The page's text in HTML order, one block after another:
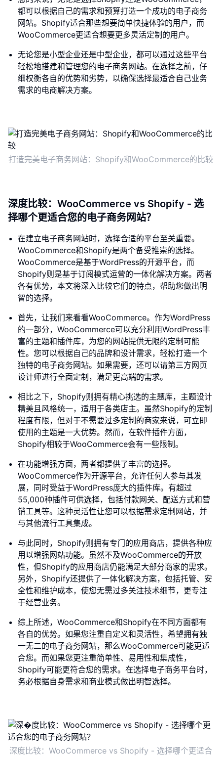
都可以根据自己的需求和预算打造一个成功的电子商务
网站。Shopify适合那些想要简单快捷体验的用户，而
WooCommerce更适合想要更多灵活定制的用户。
无论您是小型企业还是中型企业，都可以通过这些平台
轻松地搭建和管理您的电子商务网站。在选择之前，仔
细权衡各自的优势和劣势，以确保选择最适合自己业务
需求的电商解决方案。
打造完美电子商务网站：Shopify和WooCommerce的比较
深度比较：WooCommerce vs Shopify - 选
择哪个更适合您的电子商务网站？
在建立电子商务网站时，选择合适的平台至关重要。
WooCommerce和Shopify是两个备受推崇的选择。
WooCommerce是基于WordPress的开源平台，而
Shopify则是基于订阅模式运营的一体化解决方案。两者
各有优势，本文将深入比较它们的特点，帮助您做出明
智的选择。
首先，让我们来看看WooCommerce。作为WordPress
的一部分，WooCommerce可以充分利用WordPress丰
富的主题和插件库，为您的网站提供无限的定制可能
性。您可以根据自己的品牌和设计需求，轻松打造一个
独特的电子商务网站。如果需要，还可以请第三方网页
设计师进行全面定制，满足更高端的需求。
相比之下，Shopify则拥有精心挑选的主题库，主题设计
精美且风格统一，适用于各类店主。虽然Shopify的定制
程度有限，但对于不需要过多定制的商家来说，可立即
使用的主题是一大优势。然而，在软件插件方面，
Shopify相较于WooCommerce会有一些限制。
在功能增强方面，两者都提供了丰富的选择。
WooCommerce作为开源平台，允许任何人参与其发
展，同时受益于WordPress庞大的插件库。有超过
55,000种插件可供选择，包括付款网关、配送方式和营
销工具等。这种灵活性让您可以根据需求定制网站，并
与其他流行工具集成。
与此同时，Shopify则拥有专门的应用商店，提供各种应
用以增强网站功能。虽然不及WooCommerce的开放
性，但Shopify的应用商店仍能满足大部分商家的需求。
另外，Shopify还提供了一体化解决方案，包括托管、安
全性和维护成本，使您无需过多关注技术细节，更专注
于经营业务。
综上所述，WooCommerce和Shopify在不同方面都有
各自的优势。如果您注重自定义和灵活性，希望拥有独
一无二的电子商务网站，那么WooCommerce可能更适
合您。而如果您更注重简单性、易用性和集成性，
Shopify可能更符合您的需求。在选择电子商务平台时，
务必根据自身需求和商业模式做出明智选择。
深度比较：WooCommerce vs Shopify - 选择哪个更适合